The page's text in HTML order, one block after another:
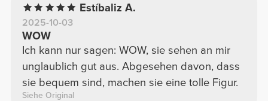
Estíbaliz A.
2025-10-03
WOW
Ich kann nur sagen: WOW, sie sehen an mir
unglaublich gut aus. Abgesehen davon, dass
sie bequem sind, machen sie eine tolle Figur.
Siehe Original